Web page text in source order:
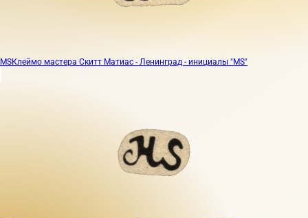
MSКлеймо мастера Скитт Матиас - Ленинград - инициалы "MS"